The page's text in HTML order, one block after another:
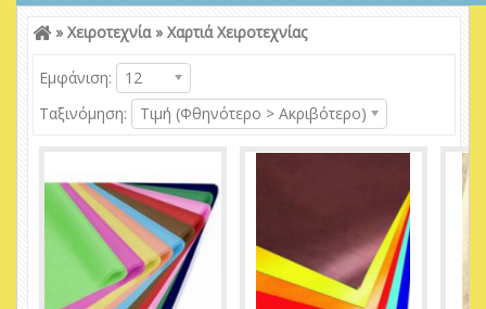
Είσοδος Εγγραφή
» Χειροτεχνία» Χαρτιά Χειροτεχνίας
Εμφάνιση:
12
Ταξινόμηση:
Τιμή (Φθηνότερο > Ακριβότερο)